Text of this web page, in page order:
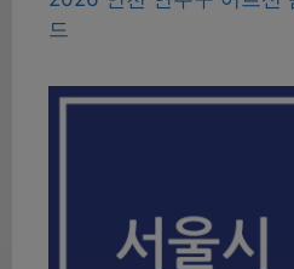
드